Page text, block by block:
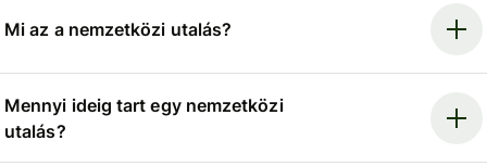
Mi az a nemzetközi utalás?
Mennyi ideig tart egy nemzetközi
utalás?